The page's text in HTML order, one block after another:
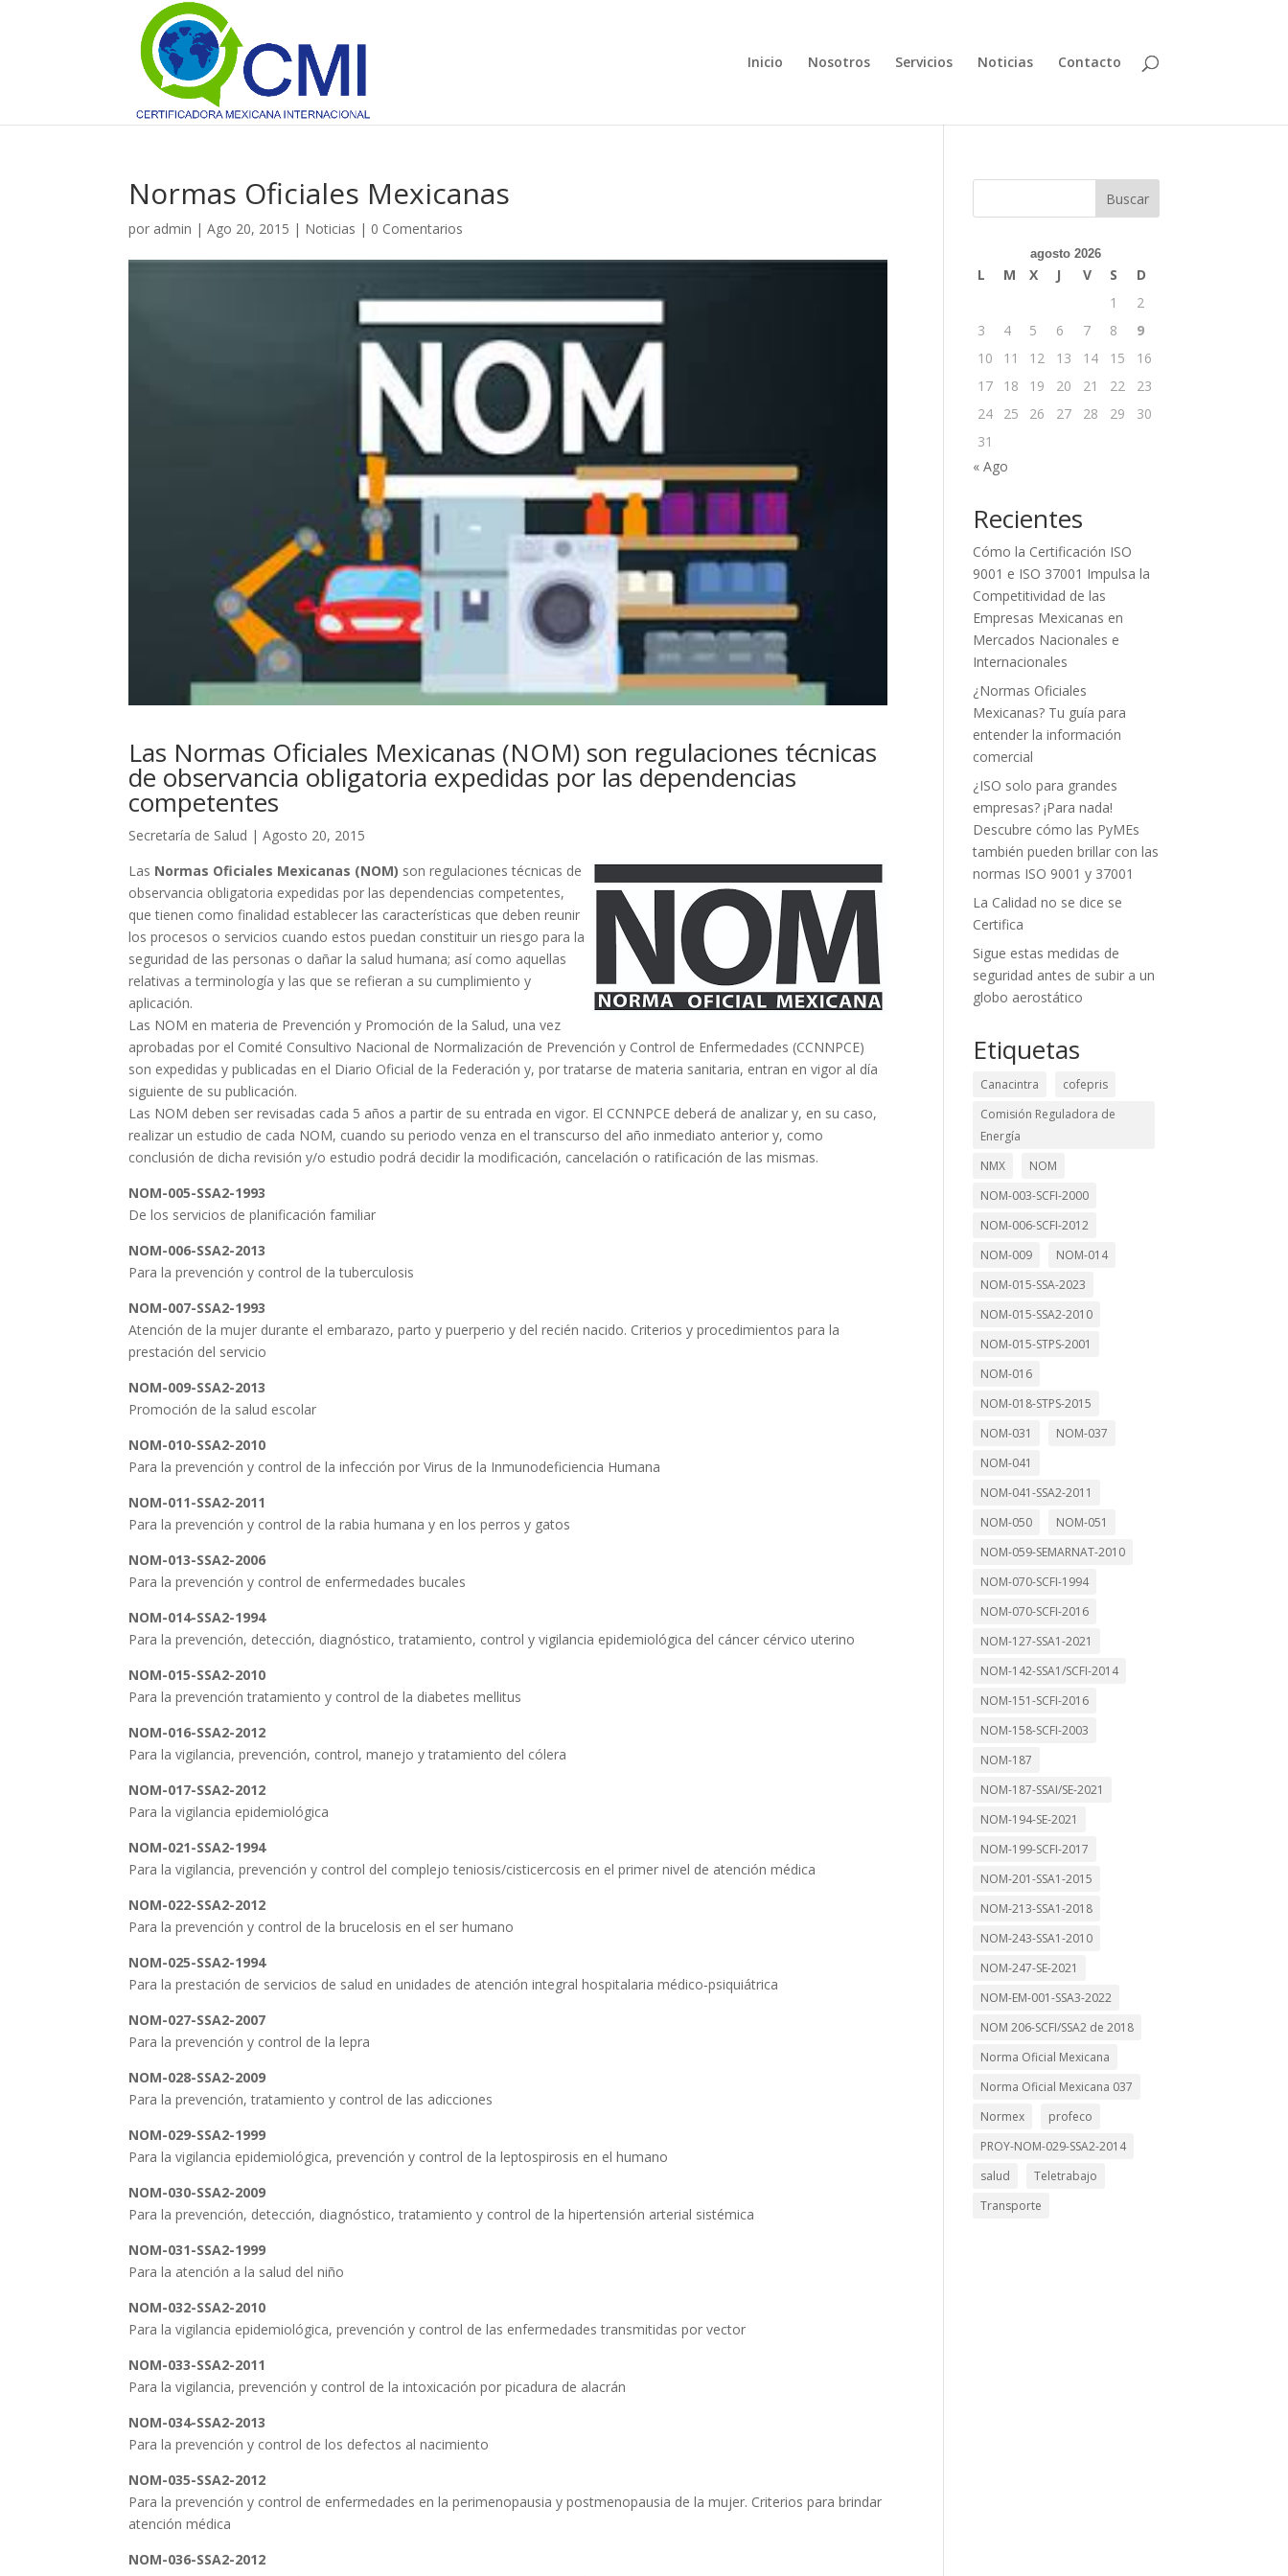
Inicio Nosotros Servicios Noticias Contacto
Normas Oficiales Mexicanas
por admin |Ago 20, 2015 | Noticias | 0 Comentarios
Las Normas Oficiales Mexicanas (NOM) son regulaciones técnicas
de observancia obligatoria expedidas por las dependencias
competentes
Secretaría de Salud | Agosto 20, 2015
Las Normas Oficiales Mexicanas (NOM) son regulaciones técnicas de
observancia obligatoria expedidas por las dependencias competentes,
que tienen como finalidad establecer las características que deben reunir
los procesos o servicios cuando estos puedan constituir un riesgo para la
seguridad de las personas o dañar la salud humana; así como aquellas
relativas a terminología y las que se refieran a su cumplimiento y
aplicación.
Las NOM en materia de Prevención y Promoción de la Salud, una vez
aprobadas por el Comité Consultivo Nacional de Normalización de Prevención y Control de Enfermedades (CCNNPCE)
son expedidas y publicadas en el Diario Oficial de la Federación y, por tratarse de materia sanitaria, entran en vigor al día
siguiente de su publicación.
Las NOM deben ser revisadas cada 5 años a partir de su entrada en vigor. El CCNNPCE deberá de analizar y, en su caso,
realizar un estudio de cada NOM, cuando su periodo venza en el transcurso del año inmediato anterior y, como
conclusión de dicha revisión y/o estudio podrá decidir la modificación, cancelación o ratificación de las mismas.
NOM-005-SSA2-1993
De los servicios de planificación familiar
NOM-006-SSA2-2013
Para la prevención y control de la tuberculosis
NOM-007-SSA2-1993
Atención de la mujer durante el embarazo, parto y puerperio y del recién nacido. Criterios y procedimientos para la
prestación del servicio
NOM-009-SSA2-2013
Promoción de la salud escolar
NOM-010-SSA2-2010
Para la prevención y control de la infección por Virus de la Inmunodeficiencia Humana
NOM-011-SSA2-2011
Para la prevención y control de la rabia humana y en los perros y gatos
NOM-013-SSA2-2006
Para la prevención y control de enfermedades bucales
NOM-014-SSA2-1994
Para la prevención, detección, diagnóstico, tratamiento, control y vigilancia epidemiológica del cáncer cérvico uterino
NOM-015-SSA2-2010
Para la prevención tratamiento y control de la diabetes mellitus
NOM-016-SSA2-2012
Para la vigilancia, prevención, control, manejo y tratamiento del cólera
NOM-017-SSA2-2012
Para la vigilancia epidemiológica
NOM-021-SSA2-1994
Para la vigilancia, prevención y control del complejo teniosis/cisticercosis en el primer nivel de atención médica
NOM-022-SSA2-2012
Para la prevención y control de la brucelosis en el ser humano
NOM-025-SSA2-1994
Para la prestación de servicios de salud en unidades de atención integral hospitalaria médico‐psiquiátrica
NOM-027-SSA2-2007
Para la prevención y control de la lepra
NOM-028-SSA2-2009
Para la prevención, tratamiento y control de las adicciones
NOM-029-SSA2-1999
Para la vigilancia epidemiológica, prevención y control de la leptospirosis en el humano
NOM-030-SSA2-2009
Para la prevención, detección, diagnóstico, tratamiento y control de la hipertensión arterial sistémica
NOM-031-SSA2-1999
Para la atención a la salud del niño
NOM-032-SSA2-2010
Para la vigilancia epidemiológica, prevención y control de las enfermedades transmitidas por vector
NOM-033-SSA2-2011
Para la vigilancia, prevención y control de la intoxicación por picadura de alacrán
NOM-034-SSA2-2013
Para la prevención y control de los defectos al nacimiento
NOM-035-SSA2-2012
Para la prevención y control de enfermedades en la perimenopausia y postmenopausia de la mujer. Criterios para brindar
atención médica
NOM-036-SSA2-2012
Buscar
agosto 2026
L M X J V S
D
1
2
3
4 5 6 7 8
9
10
11 12 13 14 15
16
17
18 19 20 21 22
23
24
25 26 27 28 29
30
31
« Ago
Recientes
Cómo la Certificación ISO
9001 e ISO 37001 Impulsa la
Competitividad de las
Empresas Mexicanas en
Mercados Nacionales e
Internacionales
¿Normas Oficiales
Mexicanas? Tu guía para
entender la información
comercial
¿ISO solo para grandes
empresas? ¡Para nada!
Descubre cómo las PyMEs
también pueden brillar con las
normas ISO 9001 y 37001
La Calidad no se dice se
Certifica
Sigue estas medidas de
seguridad antes de subir a un
globo aerostático
Etiquetas
Canacintra
cofepris
Comisión Reguladora de
Energía
NMX
NOM
NOM-003-SCFI-2000
NOM-006-SCFI-2012
NOM-009
NOM-014
NOM-015-SSA-2023
NOM-015-SSA2-2010
NOM-015-STPS-2001
NOM-016
NOM-018-STPS-2015
NOM-031
NOM-037
NOM-041
NOM-041-SSA2-2011
NOM-050
NOM-051
NOM-059-SEMARNAT-2010
NOM-070-SCFI-1994
NOM-070-SCFI-2016
NOM-127-SSA1-2021
NOM-142-SSA1/SCFI-2014
NOM-151-SCFI-2016
NOM-158-SCFI-2003
NOM-187
NOM-187-SSAI/SE-2021
NOM-194-SE-2021
NOM-199-SCFI-2017
NOM-201-SSA1-2015
NOM-213-SSA1-2018
NOM-243-SSA1-2010
NOM-247-SE-2021
NOM-EM-001-SSA3-2022
NOM 206-SCFI/SSA2 de 2018
Norma Oficial Mexicana
Norma Oficial Mexicana 037
Normex
profeco
PROY-NOM-029-SSA2-2014
salud
Teletrabajo
Transporte